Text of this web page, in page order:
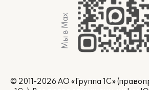
Мы в Max
© 2011-2026 АО «Группа 1С»